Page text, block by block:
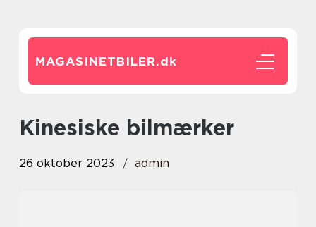
MAGASINETBILER.dk
kinesiske bilmærker
26 oktober 2023 admin